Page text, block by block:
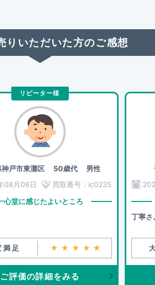
りいただいた方のご感想
リピーター様
戸市東灘区50歳代 男性
08月06日
買取番号： ic0235
心堂に感じたよいところ
満足 ★★★★★
ご評価の詳細をみる
丁寧さ